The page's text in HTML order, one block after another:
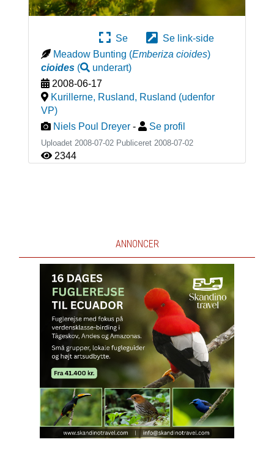
Se
Se link-side
Meadow Bunting (Emberiza cioides)
cioides( underart)
2008-06-17
Kurillerne, Rusland, Rusland (udenfor
VP)
Niels Poul Dreyer - Se profil
Uploadet 2008-07-02 Publiceret 2008-07-02
2344
ANNONCER